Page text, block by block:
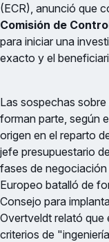
(ECR), anunció que
Comisión de
para iniciar una
exacto y el
Las sospechas
forman parte, según
origen en el reparto
jefe presupuestario
fases de
Europeo batalló de
Consejo para
Overtveldt relató
criterios de